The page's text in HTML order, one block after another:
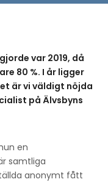
var 2019, då
80 %. I år ligger
är vi väldigt nöjda
på Älvsbyns
en
samtliga
anonymt fått